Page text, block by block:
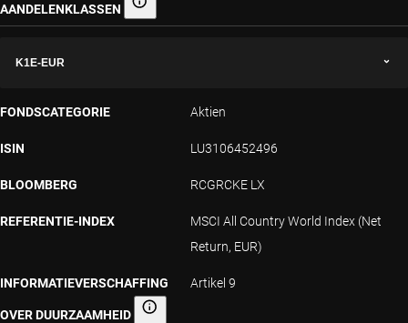
AANDELENKLASSEN Aandelenklassen
K1E-EUR
FONDSCATEGORIE Aktien
ISIN LU3106452496
BLOOMBERG RCGRCKE LX
REFERENTIE-INDEX
MSCI All Country World Index (Net
Return, EUR)
INFORMATIEVERSCHAFFING
OVER DUURZAAMHEID Informatieverschaffing over duurzaamheid
Artikel 9